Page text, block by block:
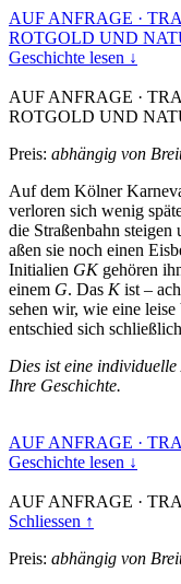
AUF ANFRAGE ·
ROTGOLD UND
Geschichte lesen ↓
AUF ANFRAGE ·
ROTGOLD UND
Preis: abhängig von
Auf dem Kölner
verloren sich wenig
die Straßenbahn
aßen sie noch einen
Initialien GKgehören
einem G. Das Kist –
sehen wir, wie eine leise
entschied sich
Dies ist eine
Ihre Geschichte.
AUF ANFRAGE ·
Geschichte lesen ↓
AUF ANFRAGE ·
Schliessen ↑
Preis: abhängig von